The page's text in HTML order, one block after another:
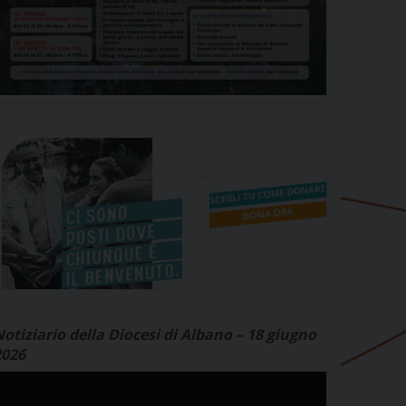
della Diocesi di Albano – 18 giugno